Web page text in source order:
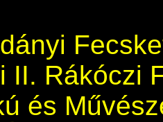
II. Rákóczi
és